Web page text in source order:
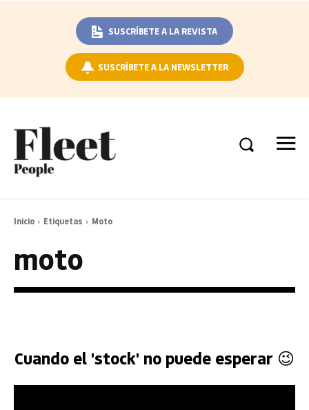
SUSCRÍBETE A LA REVISTA
SUSCRÍBETE A LA NEWSLETTER
Inicio Etiquetas Moto
moto
Cuando el 'stock' no puede esperar 😉